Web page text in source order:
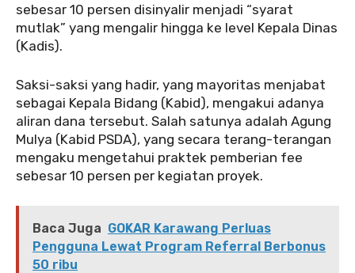
sebesar 10 persen disinyalir menjadi “syarat
mutlak” yang mengalir hingga ke level Kepala Dinas
(Kadis).
‎‎Saksi-saksi yang hadir, yang mayoritas menjabat
sebagai Kepala Bidang (Kabid), mengakui adanya
aliran dana tersebut. Salah satunya adalah Agung
Mulya (Kabid PSDA), yang secara terang-terangan
mengaku mengetahui praktek pemberian fee
sebesar 10 persen per kegiatan proyek.
Baca Juga GOKAR Karawang Perluas
Pengguna Lewat Program Referral Berbonus
50 ribu